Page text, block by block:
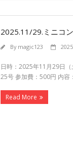
2025.11/29.ミニコ
By magic123
日時：2025年11月29日
25号 参加費：500円 内容
Read More